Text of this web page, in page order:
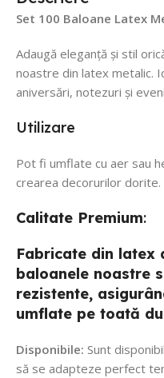
Set 100 Baloane Latex
Adaugă eleganță și stil
noastre din latex metalic.
aniversări, notezuri și
Utilizare
Pot fi umflate cu aer sau
crearea decorurilor dorite.
Calitate Premium:
Fabricate din latex
baloanele noastre
rezistente,
umflate pe toată
Disponibile: Sunt
să se adapteze perfect